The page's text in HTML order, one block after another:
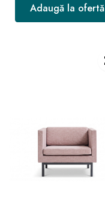
Adaugă la ofertă